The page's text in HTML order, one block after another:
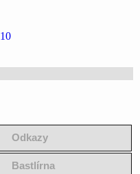
10
Odkazy
Bastlírna